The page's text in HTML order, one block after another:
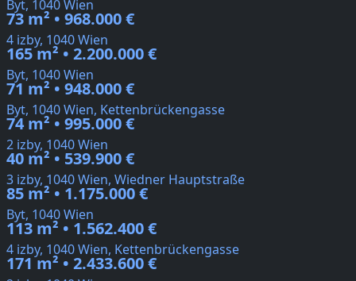
Byt, 1040 Wien
73 m² • 968.000 €
4 izby, 1040 Wien
165 m² • 2.200.000 €
Byt, 1040 Wien
71 m² • 948.000 €
Byt, 1040 Wien, Kettenbrückengasse
74 m² • 995.000 €
2 izby, 1040 Wien
40 m² • 539.900 €
3 izby, 1040 Wien, Wiedner Hauptstraße
85 m² • 1.175.000 €
Byt, 1040 Wien
113 m² • 1.562.400 €
4 izby, 1040 Wien, Kettenbrückengasse
171 m² • 2.433.600 €